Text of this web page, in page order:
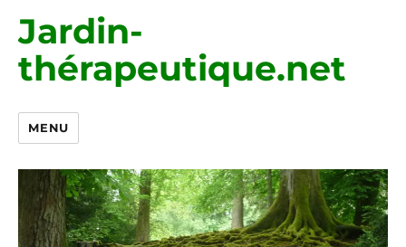
Jardin-
thérapeutique.net
MENU